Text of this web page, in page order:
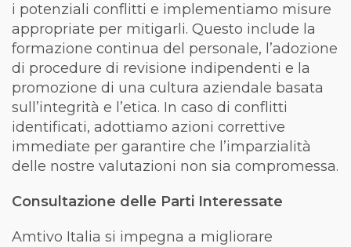
i potenziali conflitti e implementiamo misure
appropriate per mitigarli. Questo include la
formazione continua del personale, l’adozione
di procedure di revisione indipendenti e la
promozione di una cultura aziendale basata
sull’integrità e l’etica. In caso di conflitti
identificati, adottiamo azioni correttive
immediate per garantire che l’imparzialità
delle nostre valutazioni non sia compromessa.
Consultazione delle Parti Interessate
Amtivo Italia si impegna a migliorare